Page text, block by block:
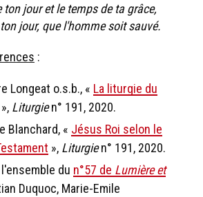
ton jour et le temps de ta grâce,
jour, que l'homme soit sauvé.
:
Longeat o.s.b., « La liturgie du
», Liturgien° 191, 2020.
Blanchard, « Jésus Roi selon le
», Liturgien° 191, 2020.
du n°57 de Lumière et
Duquoc, Marie-Emile